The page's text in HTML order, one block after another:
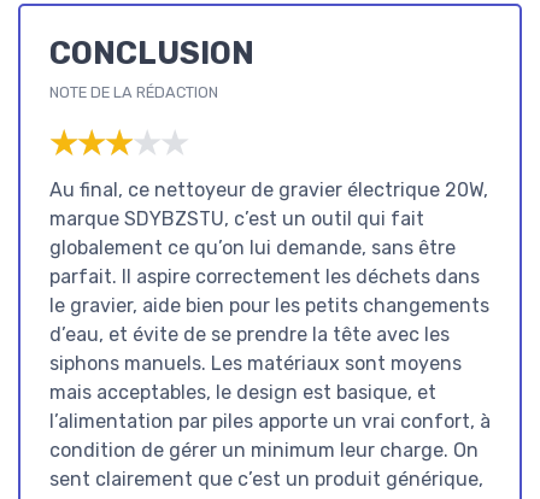
CONCLUSION
NOTE DE LA RÉDACTION
★★★★★
★★★★★
Au final, ce nettoyeur de gravier électrique 20W,
marque SDYBZSTU, c’est un outil qui fait
globalement ce qu’on lui demande, sans être
parfait. Il aspire correctement les déchets dans
le gravier, aide bien pour les petits changements
d’eau, et évite de se prendre la tête avec les
siphons manuels. Les matériaux sont moyens
mais acceptables, le design est basique, et
l’alimentation par piles apporte un vrai confort, à
condition de gérer un minimum leur charge. On
sent clairement que c’est un produit générique,